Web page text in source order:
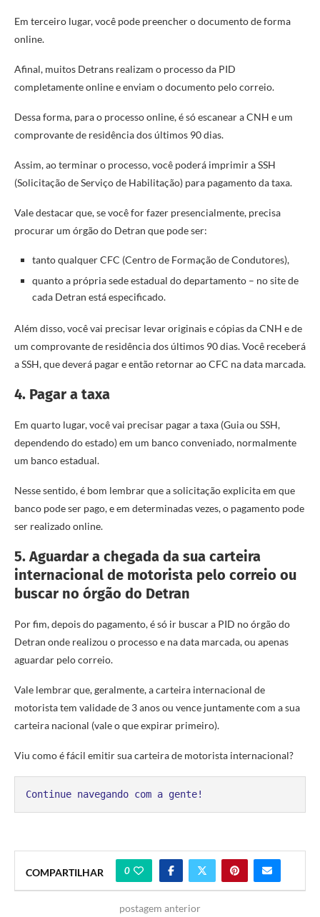
Em terceiro lugar, você pode preencher o documento de forma
online.
Afinal, muitos Detrans realizam o processo da PID
completamente online e enviam o documento pelo correio.
Dessa forma, para o processo online, é só escanear a CNH e um
comprovante de residência dos últimos 90 dias.
Assim, ao terminar o processo, você poderá imprimir a SSH
(Solicitação de Serviço de Habilitação) para pagamento da taxa.
Vale destacar que, se você for fazer presencialmente, precisa
procurar um órgão do Detran que pode ser:
tanto qualquer CFC (Centro de Formação de Condutores),
quanto a própria sede estadual do departamento – no site de
cada Detran está especificado.
Além disso, você vai precisar levar originais e cópias da CNH e de
um comprovante de residência dos últimos 90 dias. Você receberá
a SSH, que deverá pagar e então retornar ao CFC na data marcada.
4. Pagar a taxa
Em quarto lugar, você vai precisar pagar a taxa (Guia ou SSH,
dependendo do estado) em um banco conveniado, normalmente
um banco estadual.
Nesse sentido, é bom lembrar que a solicitação explicita em que
banco pode ser pago, e em determinadas vezes, o pagamento pode
ser realizado online.
5. Aguardar a chegada da sua carteira
internacional de motorista pelo correio ou
buscar no órgão do Detran
Por fim, depois do pagamento, é só ir buscar a PID no órgão do
Detran onde realizou o processo e na data marcada, ou apenas
aguardar pelo correio.
Vale lembrar que, geralmente, a carteira internacional de
motorista tem validade de 3 anos ou vence juntamente com a sua
carteira nacional (vale o que expirar primeiro).
Viu como é fácil emitir sua carteira de motorista internacional?
Continue navegando com a gente!
COMPARTILHAR 0
postagem anterior